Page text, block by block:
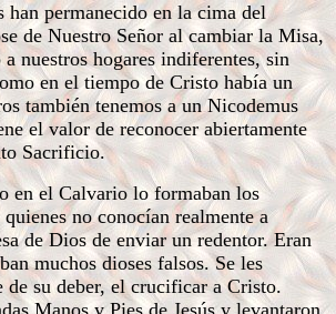
permanecido en la cima del
de Nuestro Señor al cambiar la Misa,
a nuestros hogares indiferentes, sin
en el tiempo de Cristo había un
también tenemos a un Nicodemus
el valor de reconocer abiertamente
Sacrificio.
el Calvario lo formaban los
no conocían realmente a
de Dios de enviar un redentor. Eran
muchos dioses falsos. Se les
de su deber, el crucificar a Cristo.
Manos y Pies de Jesús y levantaron